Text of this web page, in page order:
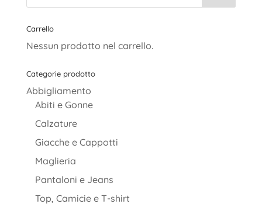
Carrello
Nessun prodotto nel carrello.
Categorie prodotto
Abbigliamento
Abiti e Gonne
Calzature
Giacche e Cappotti
Maglieria
Pantaloni e Jeans
Top, Camicie e T-shirt